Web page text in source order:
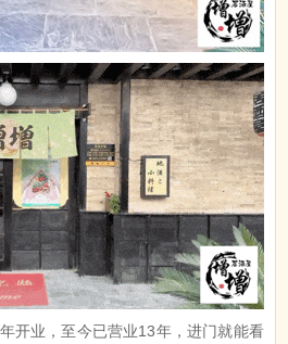
开业，至今已营业13年，进门就能看